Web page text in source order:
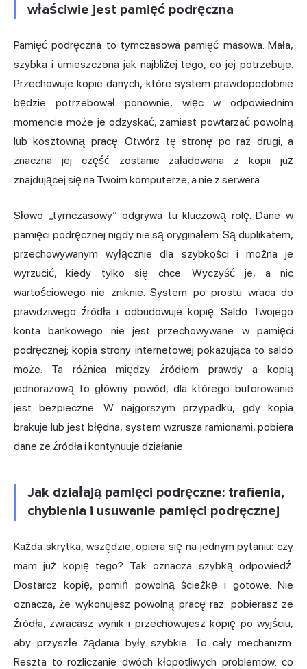
właściwie jest pamięć podręczna
Pamięć podręczna to tymczasowa pamięć masowa. Mała,
szybka i umieszczona jak najbliżej tego, co jej potrzebuje.
Przechowuje kopie danych, które system prawdopodobnie
będzie potrzebował ponownie, więc w odpowiednim
momencie może je odzyskać, zamiast powtarzać powolną
lub kosztowną pracę. Otwórz tę stronę po raz drugi, a
znaczna jej część zostanie załadowana z kopii już
znajdującej się na Twoim komputerze, a nie z serwera.
Słowo „tymczasowy” odgrywa tu kluczową rolę. Dane w
pamięci podręcznej nigdy nie są oryginałem. Są duplikatem,
przechowywanym wyłącznie dla szybkości i można je
wyrzucić, kiedy tylko się chce. Wyczyść je, a nic
wartościowego nie zniknie. System po prostu wraca do
prawdziwego źródła i odbudowuje kopię. Saldo Twojego
konta bankowego nie jest przechowywane w pamięci
podręcznej; kopia strony internetowej pokazująca to saldo
może. Ta różnica między źródłem prawdy a kopią
jednorazową to główny powód, dla którego buforowanie
jest bezpieczne. W najgorszym przypadku, gdy kopia
brakuje lub jest błędna, system wzrusza ramionami, pobiera
dane ze źródła i kontynuuje działanie.
Jak działają pamięci podręczne: trafienia,
chybienia i usuwanie pamięci podręcznej
Każda skrytka, wszędzie, opiera się na jednym pytaniu: czy
mam już kopię tego? Tak oznacza szybką odpowiedź.
Dostarcz kopię, pomiń powolną ścieżkę i gotowe. Nie
oznacza, że wykonujesz powolną pracę raz: pobierasz ze
źródła, zwracasz wynik i przechowujesz kopię po wyjściu,
aby przyszłe żądania były szybkie. To cały mechanizm.
Reszta to rozliczanie dwóch kłopotliwych problemów: co